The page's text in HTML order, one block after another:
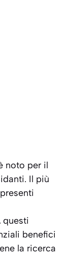
noto per il
Il più
questi
benefici
la ricerca